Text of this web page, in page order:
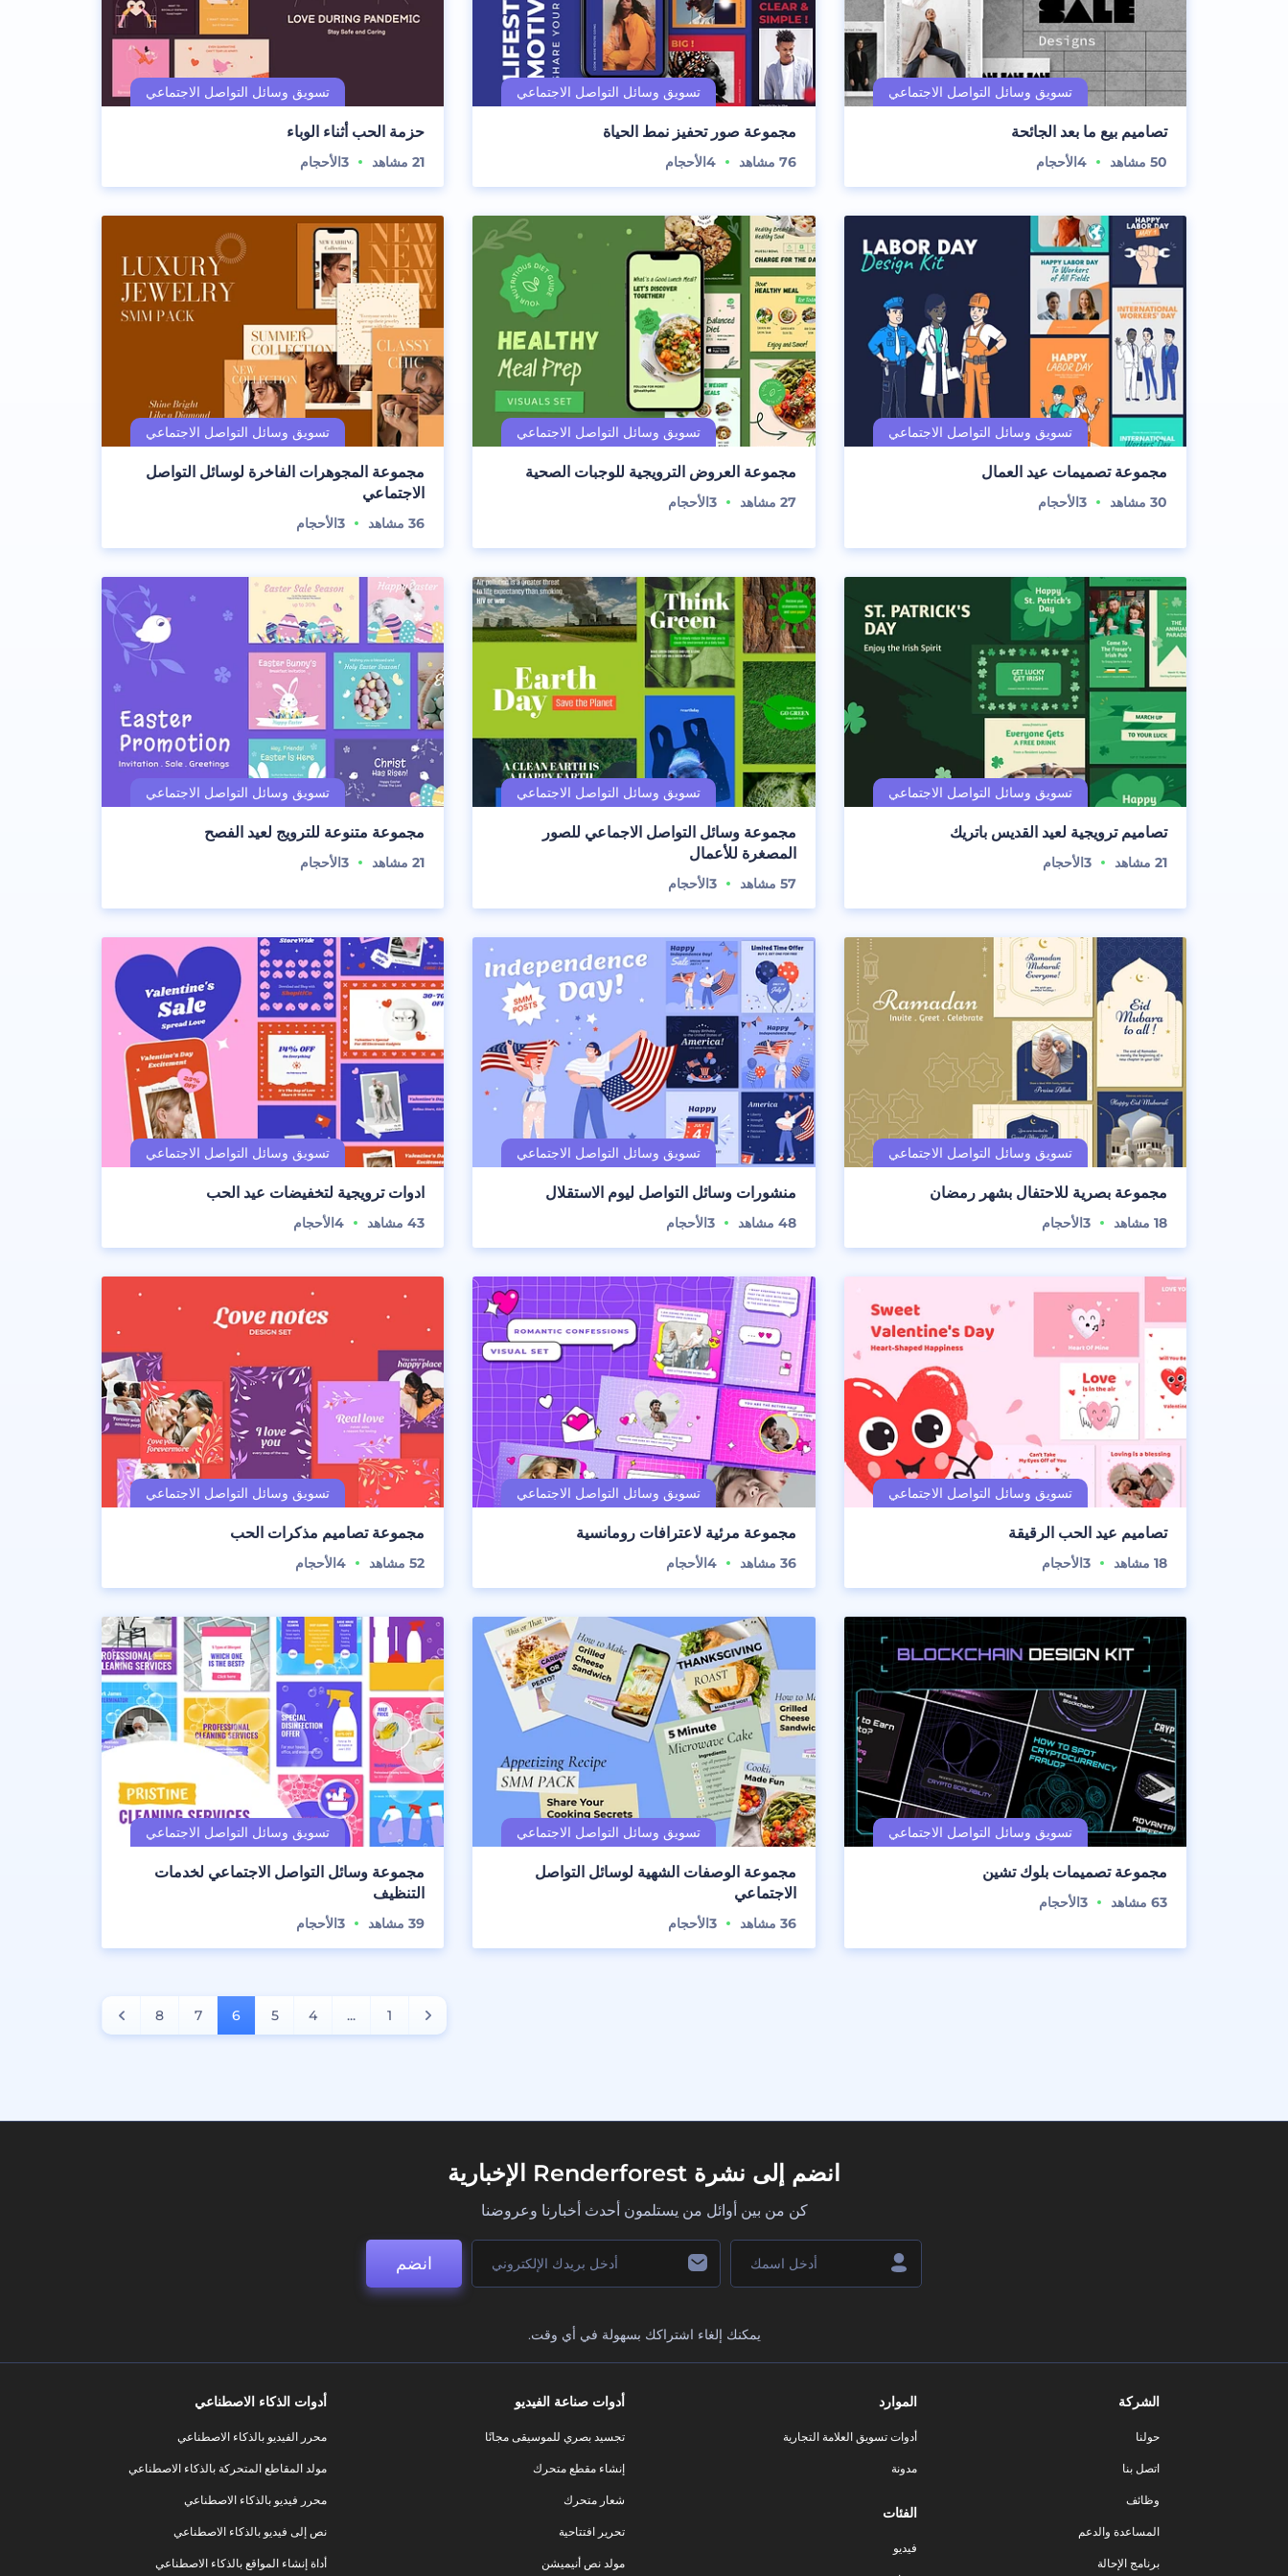
تصاميم بيع ما بعد الجائحة
50 مشاهد 4الأحجام
مجموعة صور تحفيز نمط الحياة
76 مشاهد 4الأحجام
حزمة الحب أثناء الوباء
21مشاهد 3الأحجام
مجموعة تصميمات عيد العمال
30 مشاهد 3الأحجام
مجموعة العروض الترويجية للوجبات الصحية
27 مشاهد 3الأحجام
مجموعة المجوهرات الفاخرة لوسائل التواصل
الاجتماعي
36مشاهد 3الأحجام
تصاميم ترويجية لعيد القديس باتريك
21 مشاهد 3الأحجام
مجموعة وسائل التواصل الاجماعي للصور
المصغرة للأعمال
57 مشاهد 3الأحجام
مجموعة متنوعة للترويج لعيد الفصح
21مشاهد 3الأحجام
مجموعة بصرية للاحتفال بشهر رمضان
18 مشاهد 3 الأحجام
منشورات وسائل التواصل ليوم الاستقلال
48 مشاهد 3 الأحجام
ادوات ترويجية لتخفيضات عيد الحب
43مشاهد 4الأحجام
تصاميم عيد الحب الرقيقة
18 مشاهد 3الأحجام
مجموعة مرئية لاعترافات رومانسية
36 مشاهد 4الأحجام
مجموعة تصاميم مذكرات الحب
52مشاهد 4الأحجام
مجموعة تصميمات بلوك تشين
63 مشاهد 3الأحجام
مجموعة الوصفات الشهية لوسائل التواصل
الاجتماعي
36 مشاهد 3الأحجام
مجموعة وسائل التواصل الاجتماعي لخدمات
التنظيف
39مشاهد 3الأحجام
1
...
4
5
6
7
8
انضم إلى نشرة Renderforest الإخبارية
كن من بين أوائل من يستلمون أحدث أخبارنا وعروضنا
انضم
يمكنك إلغاء اشتراكك بسهولة في أي وقت.
الشركة
حولنا
اتصل بنا
وظائف
المساعدة والدعم
برنامج الإحالة
الموارد
أدوات تسويق العلامة التجارية
مدونة
الفئات
فيديو
أدوات صناعة الفيديو
تجسيد بصري للموسيقى مجانًا
إنشاء مقطع متحرك
شعار متحرك
تحرير افتتاحية
مولد نص أنيميشن
أدوات الذكاء الاصطناعي
محرر الفيديو بالذكاء الاصطناعي
مولد المقاطع المتحركة بالذكاء الاصطناعي
محرر فيديو بالذكاء الاصطناعي
نص إلى فيديو بالذكاء الاصطناعي
أداة إنشاء المواقع بالذكاء الاصطناعي